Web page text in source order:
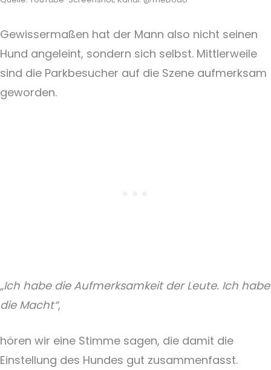
Gewissermaßen hat der Mann also nicht seinen
Hund angeleint, sondern sich selbst. Mittlerweile
sind die Parkbesucher auf die Szene aufmerksam
geworden.
„Ich habe die Aufmerksamkeit der Leute. Ich habe
die Macht“,
hören wir eine Stimme sagen, die damit die
Einstellung des Hundes gut zusammenfasst.